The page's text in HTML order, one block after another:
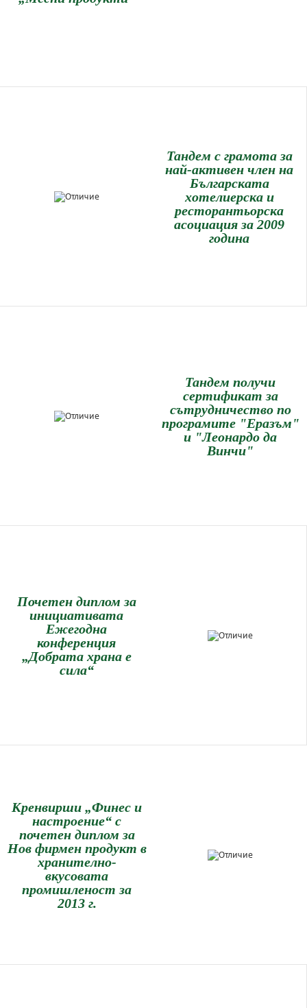
Тандем с грамота за
най-активен член на
Българската
хотелиерска и
ресторантьорска
асоциация за 2009
година
Тандем получи
сертификат за
сътрудничество по
програмите "Еразъм"
и "Леонардо да
Винчи"
Почетен диплом за
инициативата
Ежегодна
конференция
„Добрата храна е
сила“
Кренвирши „Финес и
настроение“ с
почетен диплом за
Нов фирмен продукт в
хранително-
вкусовата
промишленост за
2013 г.